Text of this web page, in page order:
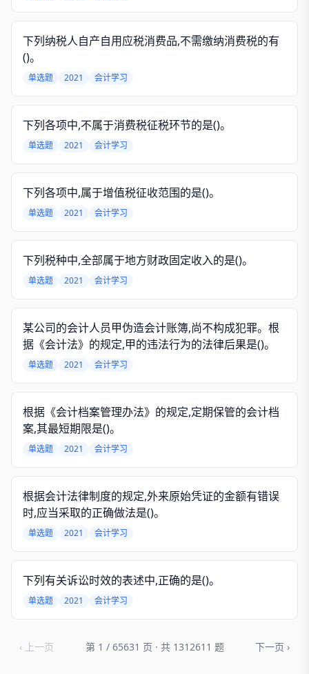
下列纳税人自产自用应税消费品,不需缴纳消费税的有
()。
单选题 2021 会计学习
下列各项中,不属于消费税征税环节的是()。
单选题 2021 会计学习
下列各项中,属于增值税征收范围的是()。
单选题 2021 会计学习
下列税种中,全部属于地方财政固定收入的是()。
单选题 2021 会计学习
某公司的会计人员甲伪造会计账簿,尚不构成犯罪。根
据《会计法》的规定,甲的违法行为的法律后果是()。
单选题 2021 会计学习
根据《会计档案管理办法》的规定,定期保管的会计档
案,其最短期限是()。
单选题 2021 会计学习
根据会计法律制度的规定,外来原始凭证的金额有错误
时,应当采取的正确做法是()。
单选题 2021 会计学习
下列有关诉讼时效的表述中,正确的是()。
单选题 2021 会计学习
‹ 上一页 第 1 / 65631 页 · 共 1312611 题 下一页 ›